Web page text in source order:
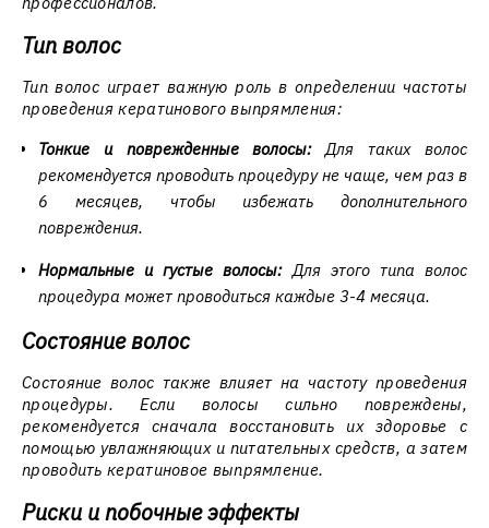
Тип волос
Тип волос играет важную роль в определении частоты
проведения кератинового выпрямления:
Тонкие и поврежденные волосы:Для таких волос
рекомендуется проводить процедуру не чаще, чем раз в
6 месяцев, чтобы избежать дополнительного
повреждения.
Нормальные и густые волосы:Для этого типа волос
процедура может проводиться каждые 3-4 месяца.
Состояние волос
Состояние волос также влияет на частоту проведения
процедуры. Если волосы сильно повреждены,
рекомендуется сначала восстановить их здоровье с
помощью увлажняющих и питательных средств, а затем
проводить кератиновое выпрямление.
Риски и побочные эффекты